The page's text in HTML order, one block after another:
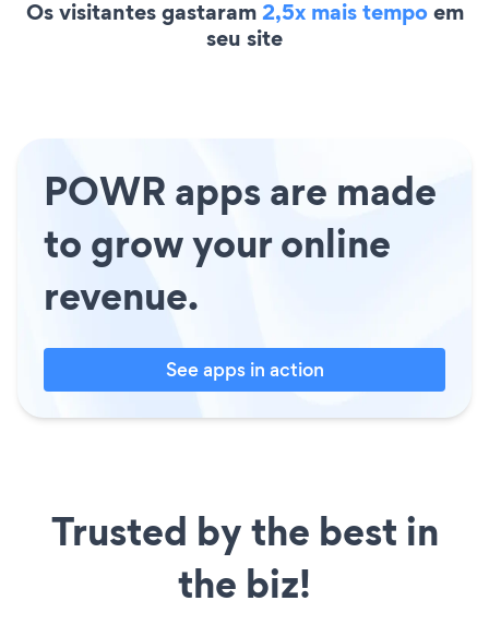
Os visitantes gastaram2,5x mais tempoem
seu site
POWR apps are made
to grow your online
revenue.
See apps in action
Trusted by the best in
the biz!